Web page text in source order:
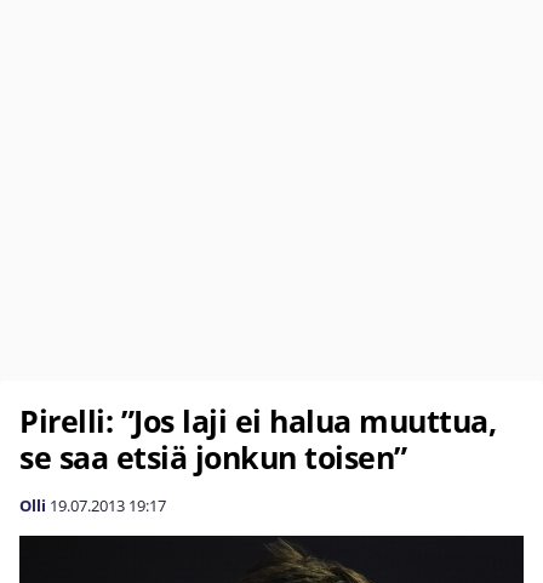
Pirelli: ”Jos laji ei halua muuttua,
se saa etsiä jonkun toisen”
Olli 19.07.2013 19:17